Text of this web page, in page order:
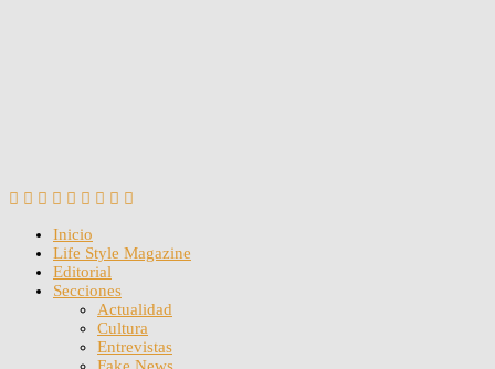
Inicio
Life Style Magazine
Editorial
Secciones
Actualidad
Cultura
Entrevistas
Fake News